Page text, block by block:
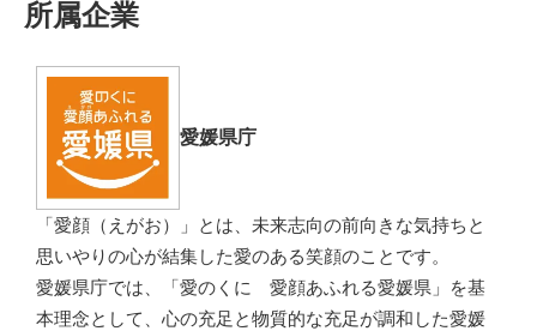
所属企業
愛媛県庁
「愛顔（えがお）」とは、未来志向の前向きな気持ちと
思いやりの心が結集した愛のある笑顔のことです。
愛媛県庁では、「愛のくに 愛顔あふれる愛媛県」を基
本理念として、心の充足と物質的な充足が調和した愛媛